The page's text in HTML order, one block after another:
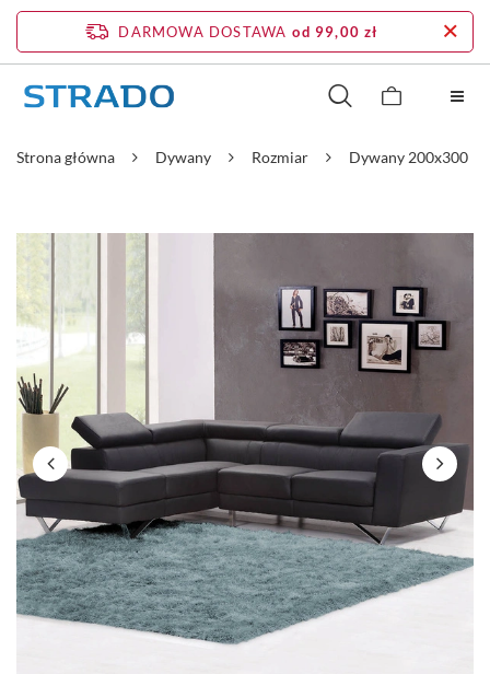
DARMOWA DOSTAWA od 99,00 zł
Strona główna Dywany Rozmiar Dywany 200x300